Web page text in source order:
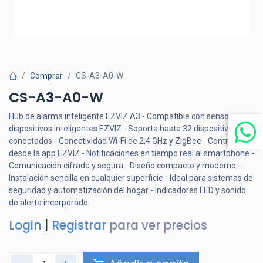
Comprar CS-A3-A0-W
CS-A3-A0-W
Hub de alarma inteligente EZVIZ A3 - Compatible con sensores y
dispositivos inteligentes EZVIZ - Soporta hasta 32 dispositivos
conectados - Conectividad Wi-Fi de 2,4 GHz y ZigBee - Control total
desde la app EZVIZ - Notificaciones en tiempo real al smartphone -
Comunicación cifrada y segura - Diseño compacto y moderno -
Instalación sencilla en cualquier superficie - Ideal para sistemas de
seguridad y automatización del hogar - Indicadores LED y sonido
de alerta incorporado
Login Registrar para ver precios